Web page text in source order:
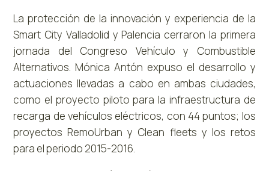
La protección de la innovación y experiencia de la
Smart City Valladolid y Palencia cerraron la primera
jornada del Congreso Vehículo y Combustible
Alternativos. Mónica Antón expuso el desarrollo y
actuaciones llevadas a cabo en ambas ciudades,
como el proyecto piloto para la infraestructura de
recarga de vehículos eléctricos, con 44 puntos; los
proyectos RemoUrban y Clean fleets y los retos
para el periodo 2015-2016.